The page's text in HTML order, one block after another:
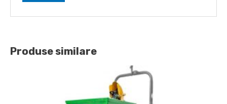
Produse similare